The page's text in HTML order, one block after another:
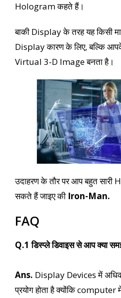
Hologram कहते हैं।
बाकी Display के तरह यह किसी
Display कारण के लिए, बल्कि
Virtual 3-D Image बनता है।
उदाहरण के तौर पर आप बहुत
सकते हैं जाइए की Iron-Man.
FAQ
Q.1 डिस्प्ले डिवाइस से आप क्या
Ans. Display Devices में
प्रयोग होता है क्योंकि